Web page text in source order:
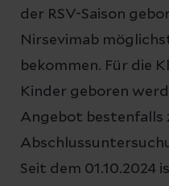
der RSV-Saison
Nirsevimab
bekommen. Für die
Kinder geboren
Angebot bestenfalls
Seit dem 01.10.2024